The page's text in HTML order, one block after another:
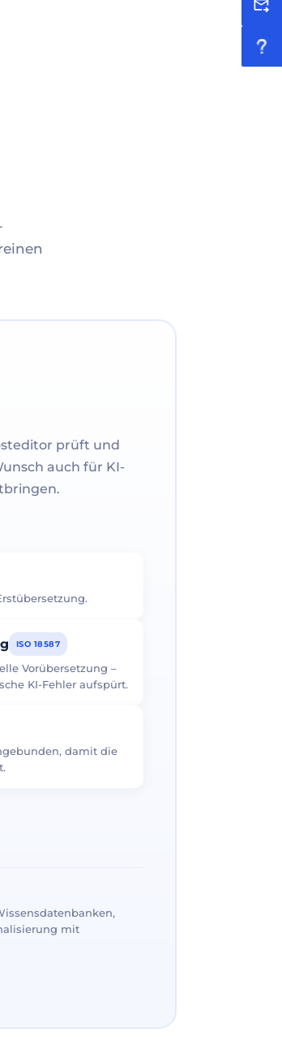
prüft und
auch für KI-
ISO 18587
Vorübersetzung –
KI-Fehler aufspürt.
damit die
mit